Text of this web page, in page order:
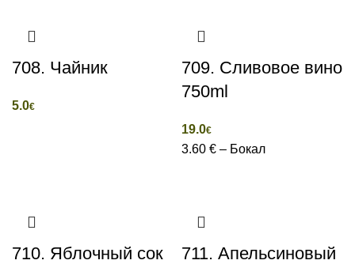
708. Чайник
5.0€
709. Сливовое вино
750ml
19.0€
3.60 € – Бокал
710. Яблочный сок
711. Апельсиновый